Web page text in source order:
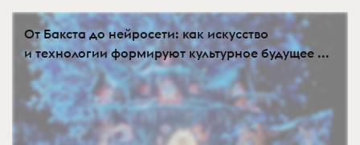
От Бакста до нейросети: как искусство
и технологии формируют культурное будущее ...